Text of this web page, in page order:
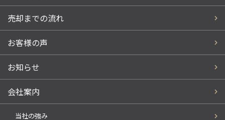
売却までの流れ
お客様の声
お知らせ
会社案内
当社の強み